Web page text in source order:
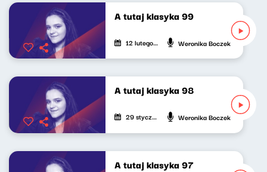
A tutaj klasyka 99
12 lutego 2026 Weronika Boczek
A tutaj klasyka 98
29 stycznia 2026 Weronika Boczek
A tutaj klasyka 97